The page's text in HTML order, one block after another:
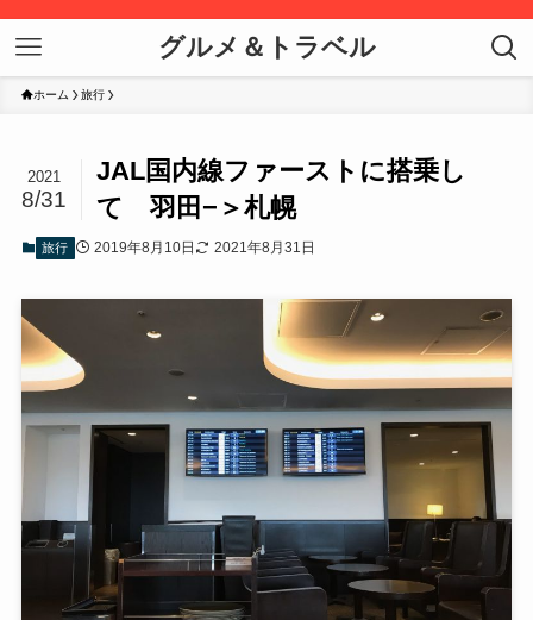
グルメ＆トラベル
ホーム 旅行
JAL国内線ファーストに搭乗し
て 羽田−＞札幌
2021
8/31
旅行 2019年8月10日 2021年8月31日